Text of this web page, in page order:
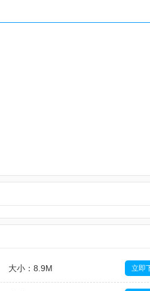
大小：8.9M 立即